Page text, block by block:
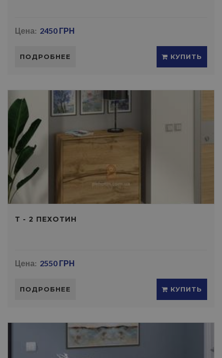
Цена: 2450 ГРН
ПОДРОБНЕЕ КУПИТЬ
Т - 2 ПЕХОТИН
Цена: 2550 ГРН
ПОДРОБНЕЕ КУПИТЬ